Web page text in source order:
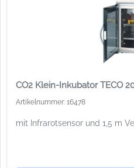
CO2 Klein-Inkubator TECO
Artikelnummer: 16478
mit Infrarotsensor und 1,5 m